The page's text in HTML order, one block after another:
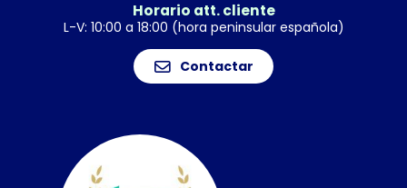
Horario att. cliente
L-V: 10:00 a 18:00 (hora peninsular española)
Contactar